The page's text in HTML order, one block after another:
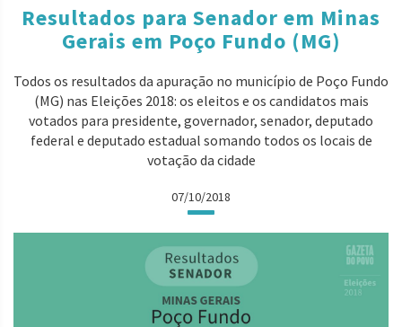
Resultados para Senador em Minas
Gerais em Poço Fundo (MG)
Todos os resultados da apuração no município de Poço Fundo
(MG) nas Eleições 2018: os eleitos e os candidatos mais
votados para presidente, governador, senador, deputado
federal e deputado estadual somando todos os locais de
votação da cidade
07/10/2018